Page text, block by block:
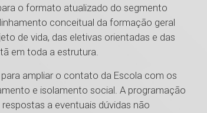
o formato atualizado do segmento
conceitual da formação geral
de vida, das eletivas orientadas e das
em toda a estrutura.
ampliar o contato da Escola com os
e isolamento social. A programação
a eventuais dúvidas não